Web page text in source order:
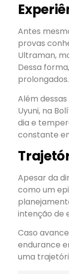
Antes
provas
Ultraman,
Dessa
prolongados.
Além
Uyuni, na
dia e
constante
Apesar da
como um
intenção de
Caso
endurance
uma